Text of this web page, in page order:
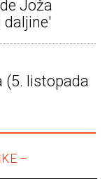
Joža
(5. listopada
–